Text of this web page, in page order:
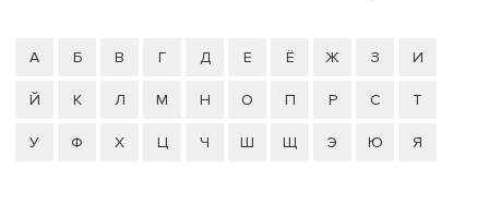
А Б В Г Д Е Ё Ж З И
Й К Л М Н О П Р С Т
У Ф Х Ц Ч Ш Щ Э Ю Я